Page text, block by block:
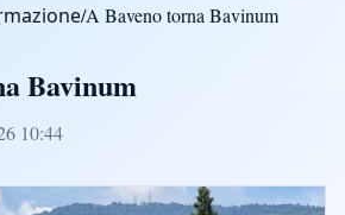
/A Baveno torna Bavinum
Bavinum
10:44